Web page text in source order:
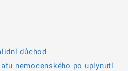
důchod
nemocenského po uplynutí